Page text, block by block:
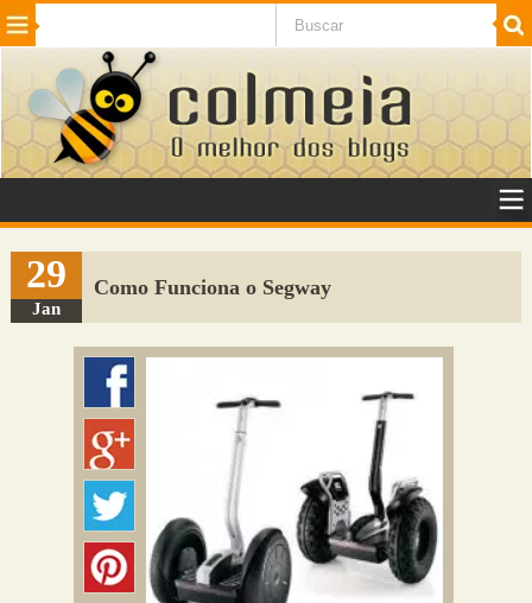
Beleza Cinema e TV
Internet Jogos NotÃ­cias SaÃºde
VeÃ­culos Adulto
Sugerir Link
Adicionar Blog
Colmeia Exchange
29
Jan
Como Funciona o Segway